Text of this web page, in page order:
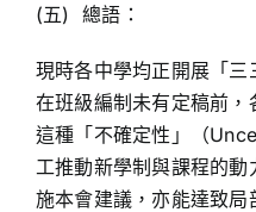
(五) 總語：
現時各中學均正開展「
在班級編制未有定稿前
這種「不確定性」（
工推動新學制與課程的
施本會建議，亦能達致